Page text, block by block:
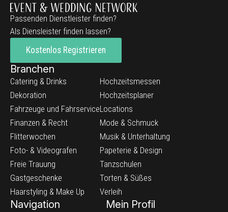
Passenden Dienstleister finden?
Als Diensleister finden lassen?
Kostenlos Registrieren
Branchen
Catering & Drinks
Dekoration
Fahrzeuge und Fahrservice
Finanzen & Recht
Flitterwochen
Foto- & Videografen
Freie Trauung
Gastgeschenke
Haarstyling & Make Up
Hochzeitsmessen
Hochzeitsplaner
Locations
Mode & Schmuck
Musik & Unterhaltung
Papeterie & Design
Tanzschulen
Torten & Süßes
Verleih
Navigation Mein Profil